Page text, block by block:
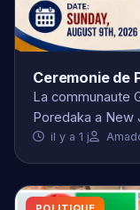
La communaute
Poredaka a New
il y a 1 j
POLITIQUE